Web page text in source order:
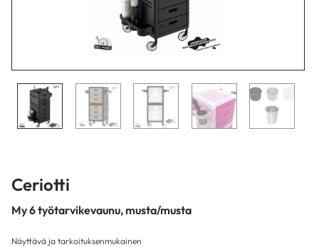
Ceriotti
My 6 työtarvikevaunu, musta/musta
Näyttävä ja tarkoituksenmukainen